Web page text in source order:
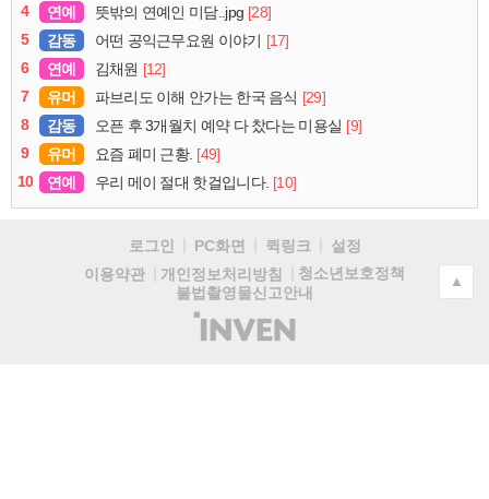
4
연예 뜻밖의 연예인 미담..jpg [28]
5
감동 어떤 공익근무요원 이야기 [17]
6
연예 김채원 [12]
7
유머 파브리도 이해 안가는 한국 음식 [29]
8
감동 오픈 후 3개월치 예약 다 찼다는 미용실 [9]
9
유머 요즘 폐미 근황. [49]
10
연예 우리 메이 절대 핫걸입니다. [10]
로그인 PC화면 퀵링크
설정
이용약관
개인정보처리방침
청소년보호정책
불법촬영물신고안내
(주)
인
▲